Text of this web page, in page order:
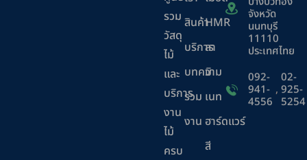
รวม
วัสดุ
ไม้
และ
บริการ
งาน
ไม้
ครบ
สินค้า
บริการ
บทความ
ร่วม
งาน
HMR
ลา
มิ
เนท
ฮาร์ดแวร์
สี
จังหวัด
นนทบุรี
11110
ประเทศไทย
092-
941-
4556
,
02-
925-
5254